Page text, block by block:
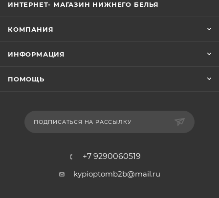
ИНТЕРНЕТ- МАГАЗИН НИЖНЕГО БЕЛЬЯ
КОМПАНИЯ
ИНФОРМАЦИЯ
ПОМОЩЬ
ПОДПИСАТЬСЯ НА РАССЫЛКУ
+7 9290060519
kypioptomb2b@mail.ru